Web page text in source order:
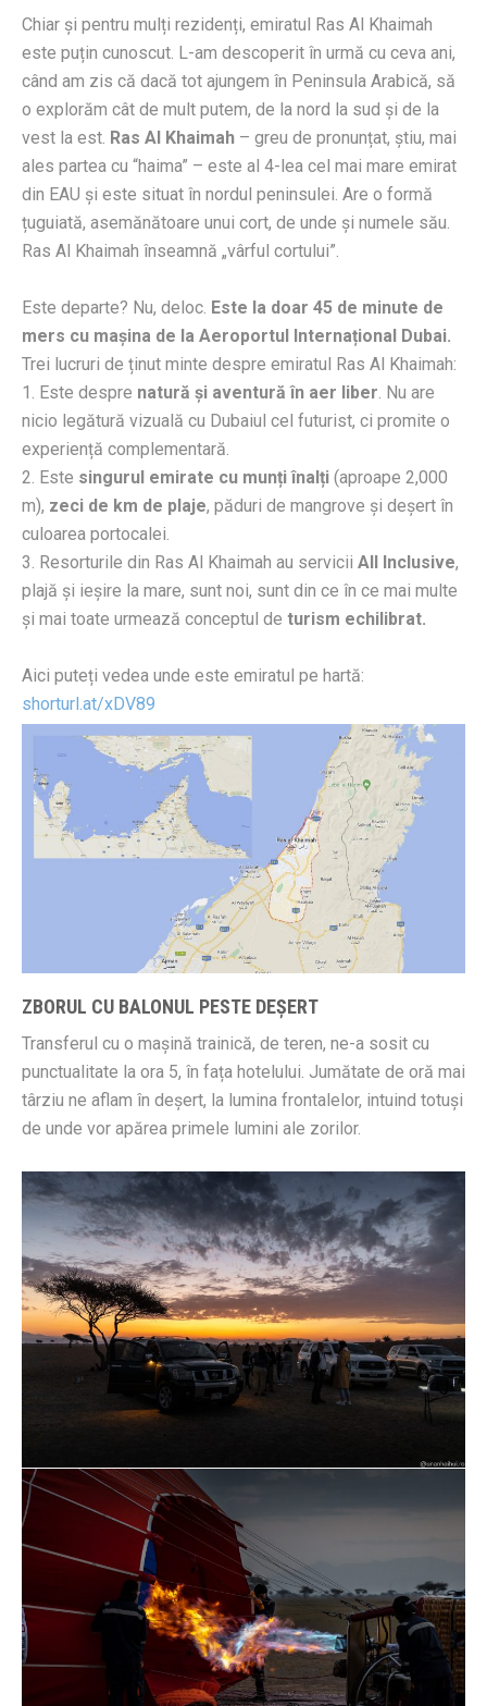
Chiar și pentru mulți rezidenți, emiratul Ras Al Khaimah
este puțin cunoscut. L-am descoperit în urmă cu ceva ani,
când am zis că dacă tot ajungem în Peninsula Arabică, să
o explorăm cât de mult putem, de la nord la sud și de la
vest la est. Ras Al Khaimah – greu de pronunțat, știu, mai
ales partea cu “haima” – este al 4-lea cel mai mare emirat
din EAU și este situat în nordul peninsulei. Are o formă
țuguiată, asemănătoare unui cort, de unde și numele său.
Ras Al Khaimah înseamnă „vârful cortului”.
Este departe? Nu, deloc. Este la doar 45 de minute de
mers cu mașina de la Aeroportul Internațional Dubai.
Trei lucruri de ținut minte despre emiratul Ras Al Khaimah:
1. Este despre natură și aventură în aer liber. Nu are
nicio legătură vizuală cu Dubaiul cel futurist, ci promite o
experiență complementară.
2. Este singurul emirate cu munți înalți (aproape 2,000
m), zeci de km de plaje, păduri de mangrove și deșert în
culoarea portocalei.
3. Resorturile din Ras Al Khaimah au servicii All Inclusive,
plajă și ieșire la mare, sunt noi, sunt din ce în ce mai multe
și mai toate urmează conceptul de turism echilibrat.
Aici puteți vedea unde este emiratul pe hartă:
shorturl.at/xDV89
ZBORUL CU BALONUL PESTE DEȘERT
Transferul cu o mașină trainică, de teren, ne-a sosit cu
punctualitate la ora 5, în fața hotelului. Jumătate de oră mai
târziu ne aflam în deșert, la lumina frontalelor, intuind totuși
de unde vor apărea primele lumini ale zorilor.